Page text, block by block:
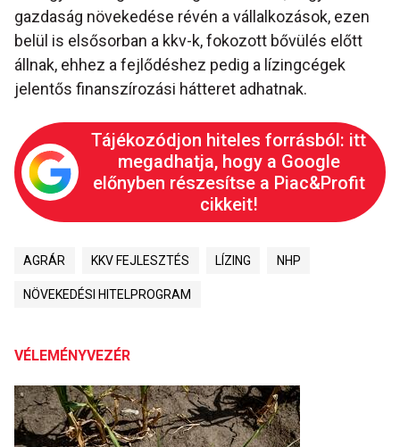
gazdaság növekedése révén a vállalkozások, ezen
belül is elsősorban a kkv-k, fokozott bővülés előtt
állnak, ehhez a fejlődéshez pedig a lízingcégek
jelentős finanszírozási hátteret adhatnak.
Tájékozódjon hiteles forrásból: itt
megadhatja, hogy a Google
előnyben részesítse a Piac&Profit
cikkeit!
AGRÁR KKV FEJLESZTÉS LÍZING NHP
NÖVEKEDÉSI HITELPROGRAM
VÉLEMÉNYVEZÉR